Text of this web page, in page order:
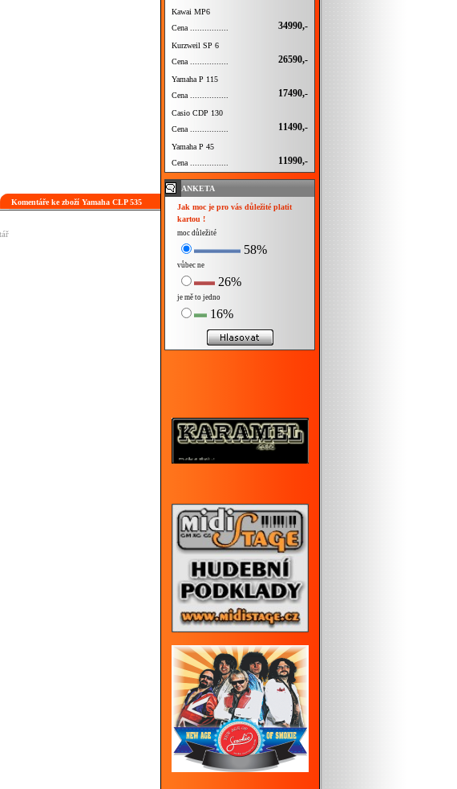
Komentáře ke zboží Yamaha CLP 535
Kawai MP6
Cena ................
34990,-
Kurzweil SP 6
Cena ................
26590,-
Yamaha P 115
Cena ................
17490,-
Casio CDP 130
Cena ................
11490,-
Yamaha P 45
Cena ................
11990,-
ANKETA
Jak moc je pro vás důležité platit
kartou !
moc důležité
58%
vůbec ne
26%
je mě to jedno
16%